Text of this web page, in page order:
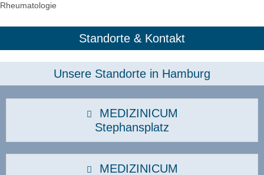
Rheumatologie
Standorte & Kontakt
Unsere Standorte in Hamburg​
MEDIZINICUM
Stephansplatz
MEDIZINICUM